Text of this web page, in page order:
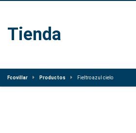
Tienda
Fcovillar Productos Fieltro azul cielo